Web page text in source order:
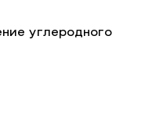
углеродного